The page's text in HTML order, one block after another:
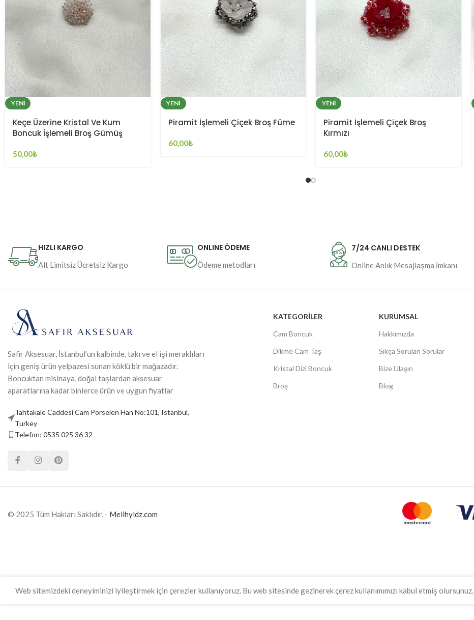
YENI
Keçe Üzerine Kristal Ve Kum
Boncuk İşlemeli Broş Gümüş
50,00₺
YENI
Piramit İşlemeli Çiçek Broş Füme
60,00₺
YENI
Piramit İşlemeli Çiçek Broş
Kırmızı
60,00₺
HIZLI KARGO
Alt Limitsiz Ücretsiz Kargo
ONLINE ÖDEME
Ödeme metodları
7/24 CANLI DESTEK
Online Anlık Mesajlaşma İmkanı
Safir Aksesuar, İstanbul’un kalbinde, takı ve el işi meraklıları
için geniş ürün yelpazesi sunan köklü bir mağazadır.
Boncuktan misinaya, doğal taşlardan aksesuar
aparatlarına kadar binlerce ürün ve uygun fiyatlar
Tahtakale Caddesi Cam Porselen Han No:101, Istanbul,
Turkey
Telefon: 0535 025 36 32
KATEGORILER
Cam Boncuk
Dikme Cam Taş
Kristal Dizi Boncuk
Broş
KURUMSAL
Hakkımızda
Sıkça Sorulan Sorular
Bize Ulaşın
Blog
© 2025 Tüm Hakları Saklıdır. - Melihyldz.com
Web sitemizdeki deneyiminizi iyileştirmek için çerezler kullanıyoruz. Bu web sitesinde gezinerek çerez kullanımımızı kabul etmiş olursunuz.